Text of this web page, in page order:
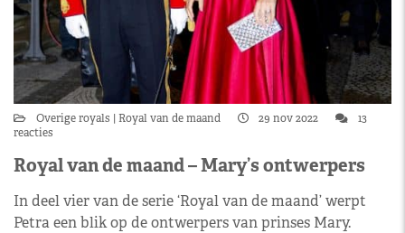
Overige royals Royal van de maand 29 nov 2022
13
reacties
Royal van de maand – Mary’s ontwerpers
In deel vier van de serie ‘Royal van de maand’ werpt
Petra een blik op de ontwerpers van prinses Mary.